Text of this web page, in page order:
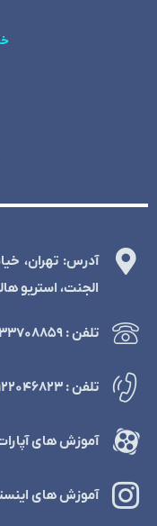
آدرس: تهران،
الجنت، استریو
تلفن : ۰۲۱۳۳۷۰۸۸۵۹
تلفن : ۰۹۱۲۲۰۴۶۸۲۳
آموزش های
آموزش های